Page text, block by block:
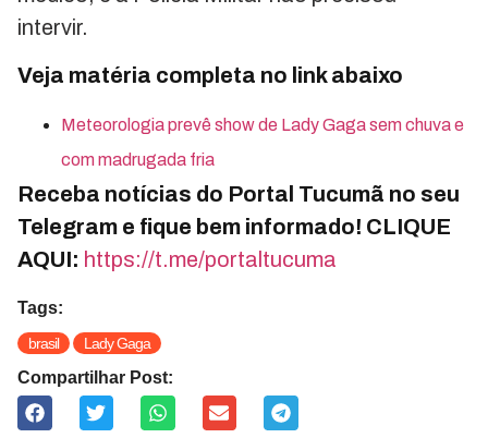
intervir.
Veja matéria completa no link abaixo
Meteorologia prevê show de Lady Gaga sem chuva e
com madrugada fria
Receba notícias do Portal Tucumã no seu
Telegram e fique bem informado! CLIQUE
AQUI: https://t.me/portaltucuma
Tags:
brasil Lady Gaga
Compartilhar Post: